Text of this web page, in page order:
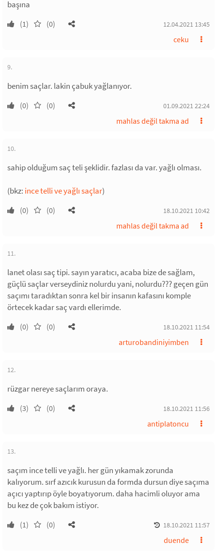
başına
(1) (0) 12.04.2021 13:45
ceku
9.
benim saçlar. lakin çabuk yağlanıyor.
(0) (0) 01.09.2021 22:24
mahlas değil takma ad
10.
sahip olduğum saç teli şeklidir. fazlası da var. yağlı olması.
(bkz: ince telli ve yağlı saçlar)
(0) (0) 18.10.2021 10:42
mahlas değil takma ad
11.
lanet olası saç tipi. sayın yaratıcı, acaba bize de sağlam,
güçlü saçlar verseydiniz nolurdu yani, nolurdu??? geçen gün
saçımı taradıktan sonra kel bir insanın kafasını komple
örtecek kadar saç vardı ellerimde.
(0) (0) 18.10.2021 11:54
arturobandiniyimben
12.
rüzgar nereye saçlarım oraya.
(3) (0) 18.10.2021 11:56
antiplatoncu
13.
saçım ince telli ve yağlı. her gün yıkamak zorunda
kalıyorum. sırf azıcık kurusun da formda dursun diye saçıma
açıcı yaptırıp öyle boyatıyorum. daha hacimli oluyor ama
bu kez de çok bakım istiyor.
(1) (0) 18.10.2021 11:57
duende